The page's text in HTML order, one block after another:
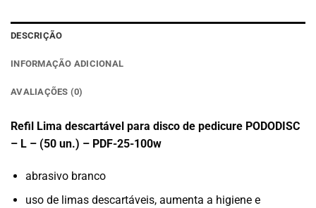
DESCRIÇÃO
INFORMAÇÃO ADICIONAL
AVALIAÇÕES (0)
Refil Lima descartável para disco de pedicure PODODISC
– L – (50 un.) – PDF-25-100w
abrasivo branco
uso de limas descartáveis, aumenta a higiene e